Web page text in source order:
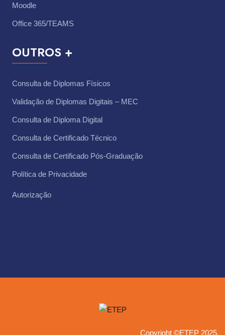
Moodle
Office 365/TEAMS
OUTROS +
Consulta de Diplomas Físicos
Validação de Diplomas Digitais – MEC
Consulta de Diploma Digital
Consulta de Certificado Técnico ​
Consulta de Certificado Pós-Graduação
Política de Privacidade
Autorização
Copyright ©ETEP 2025.